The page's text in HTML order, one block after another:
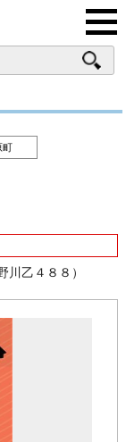
町
乙４８８）